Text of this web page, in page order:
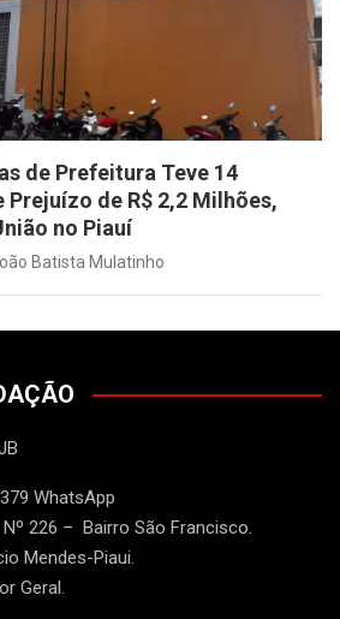
de Prefeitura Teve 14
Prejuízo de R$ 2,2 Milhões,
no Piauí
Batista Mulatinho
WhatsApp
226 – Bairro São Francisco.
Mendes-Piaui.
Geral.